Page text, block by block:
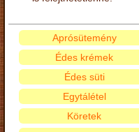
Aprósütemény
Édes krémek
Édes süti
Egytálétel
Köretek